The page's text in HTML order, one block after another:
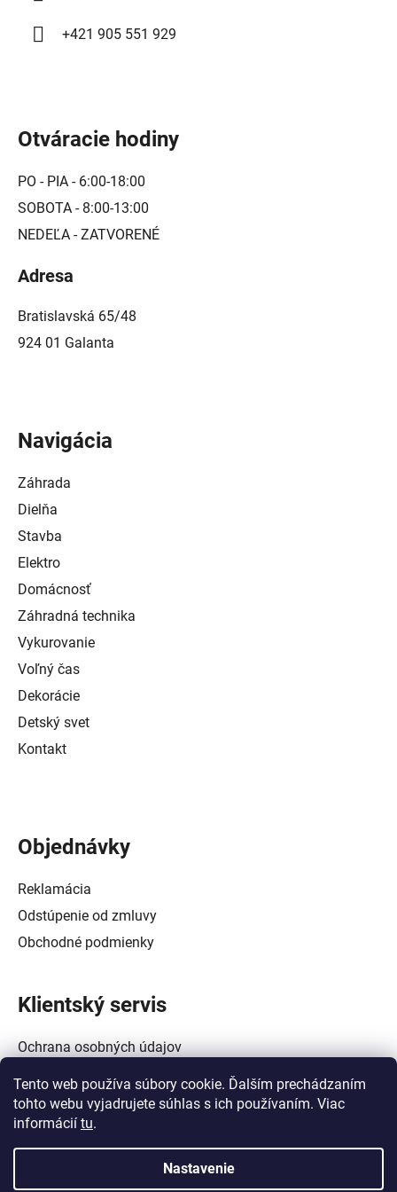
Tento web používa súbory cookie. Ďalším prechádzaním
tohto webu vyjadrujete súhlas s ich používaním. Viac
informácií tu.
Nastavenie
+421 905 551 929
Otváracie hodiny
PO - PIA - 6:00-18:00
SOBOTA - 8:00-13:00
NEDEĽA - ZATVORENÉ
Adresa
Bratislavská 65/48
924 01 Galanta
Navigácia
Záhrada
Dielňa
Stavba
Elektro
Domácnosť
Záhradná technika
Vykurovanie
Voľný čas
Dekorácie
Detský svet
Kontakt
Objednávky
Reklamácia
Odstúpenie od zmluvy
Obchodné podmienky
Klientský servis
Ochrana osobných údajov
Alternatívne riešenie spotrebiteľských sporov
Zásady používania súborov cookie (EÚ)